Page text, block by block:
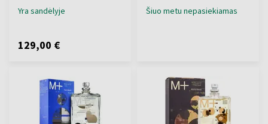
Yra sandėlyje
129,00 €
Šiuo metu nepasiekiamas